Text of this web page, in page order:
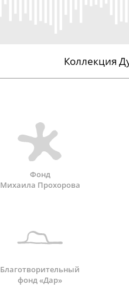
Коллекция
Фонд
Михаила Прохорова
Благотворительный
фонд «Дар»